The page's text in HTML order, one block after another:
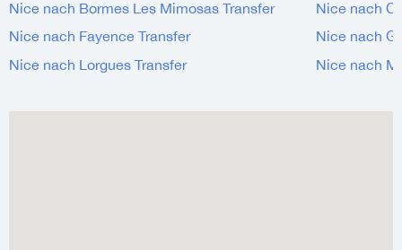
Nice nach Bormes Les Mimosas Transfer
Nice nach
Nice nach Fayence Transfer
Nice nach
Nice nach Lorgues Transfer
Nice nach